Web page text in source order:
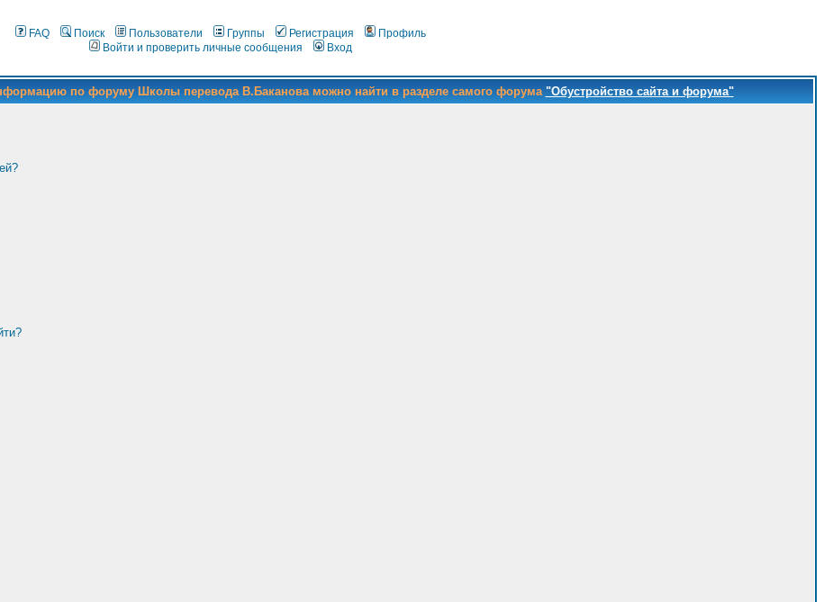
FAQ Поиск Пользователи Группы Регистрация
Профиль
Войти и проверить личные сообщения
Вход
по форуму Школы перевода В.Баканова можно найти в разделе самого форума "Обустройство сайта и форума"